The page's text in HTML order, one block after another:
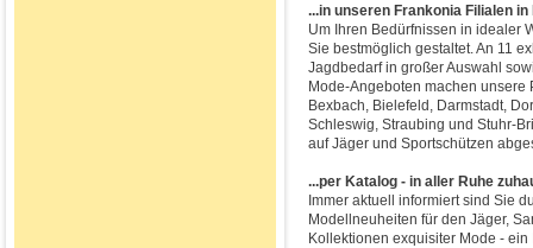
...in unseren Frankonia Filialen
Um Ihren Bedürfnissen in idealer
Sie bestmöglich gestaltet. An 11
Jagdbedarf in großer Auswahl
Mode-Angeboten machen unsere
Bexbach, Bielefeld, Darmstadt,
Schleswig, Straubing und Stuhr-
auf Jäger und Sportschützen
...per Katalog - in aller Ruhe
Immer aktuell informiert sind Sie
Modellneuheiten für den Jäger,
Kollektionen exquisiter Mode -